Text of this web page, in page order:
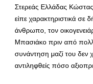
Στερεάς Ελλάδας
είπε χαρακτηριστικά
άνθρωπο, τον
Μπασιάκο πριν από
συνάντηση μαζί του δεν
αντιληφθείς πόσο